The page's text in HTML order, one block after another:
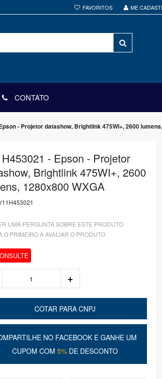
FAVORITOS ME
CONTATO
- Projetor datashow, Brightlink 475WI+, 2600
- Epson - Projetor
Brightlink 475WI+, 2600
1280x800 WXGA
UMA PERGUNTA SOBRE ESTE PRODUTO
O PRIMEIRO A AVALIAR O PRODUTO
COTAR PARA CNPJ
NO FACEBOOK E GANHE UM
CUPOM COM 5%DE DESCONTO